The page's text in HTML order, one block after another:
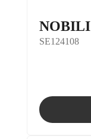
NOBILI
SE124108